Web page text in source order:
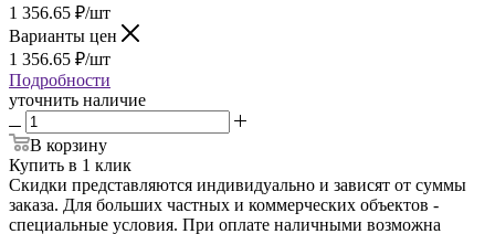
1 356.65 ₽/шт
Варианты цен
1 356.65 ₽/шт
Подробности
уточнить наличие
В корзину
Купить в 1 клик
Скидки представляются индивидуально и зависят от суммы
заказа. Для больших частных и коммерческих объектов -
специальные условия. При оплате наличными возможна